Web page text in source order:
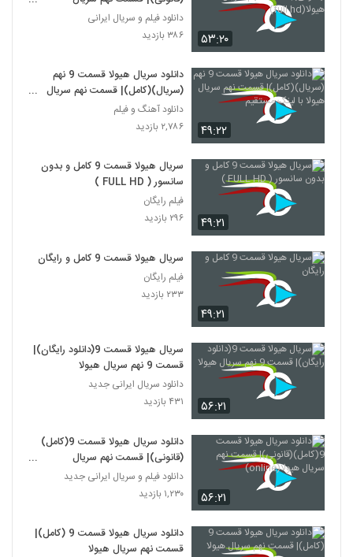
۵۳:۲۰
هیولا(full hd)
دانلود فیلم و سریال ایرانی
۳۸۶ بازدید
۴۹:۲۲
دانلود سریال هیولا قسمت 9 نهم
(سریال)(کامل)| قسمت نهم سریال
هیولا با لینک مستقیم
دانلود آهنگ و فیلم
۲,۷۸۶ بازدید
۴۹:۲۱
سریال هیولا قسمت 9 کامل و بدون
سانسور ( FULL HD )
فیلم رایگان
۲۹۶ بازدید
۴۹:۲۱
سریال هیولا قسمت 9 کامل و رایگان
فیلم رایگان
۲۳۳ بازدید
۵۶:۲۱
سریال هیولا قسمت 9(دانلود رایگان)|
قسمت 9 نهم سریال هیولا
دانلود سریال ایرانی جدید
۴۳۱ بازدید
۵۶:۲۱
دانلود سریال هیولا قسمت 9(کامل)
(قانونی)| قسمت نهم سریال
هیولا(online)
دانلود فیلم و سریال ایرانی جدید
۱,۲۳۰ بازدید
دانلود سریال هیولا قسمت 9 (کامل)|
قسمت نهم سریال هیولا